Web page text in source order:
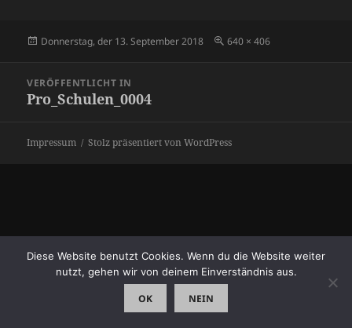
Veröffentlicht
Donnerstag, der 13. September 2018 Originalgröße
640 × 406
VERÖFFENTLICHT IN
Pro_Schulen_0004
Impressum Stolz präsentiert von WordPress
Diese Website benutzt Cookies. Wenn du die Website weiter
nutzt, gehen wir von deinem Einverständnis aus.
OK NEIN